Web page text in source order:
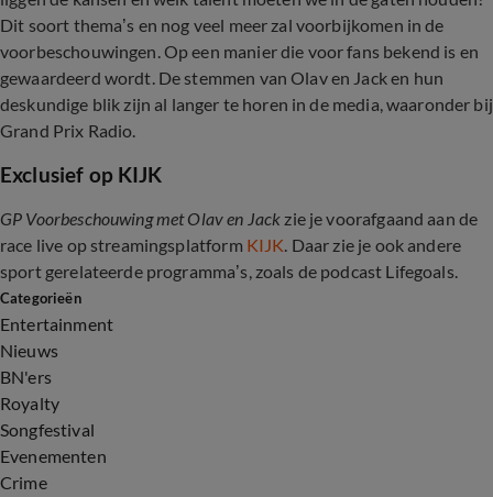
Dit soort thema’s en nog veel meer zal voorbijkomen in de
voorbeschouwingen. Op een manier die voor fans bekend is en
gewaardeerd wordt. De stemmen van Olav en Jack en hun
deskundige blik zijn al langer te horen in de media, waaronder bij
Grand Prix Radio.
Exclusief op KIJK
GP Voorbeschouwing met Olav en Jack zie je voorafgaand aan de
race live op streamingsplatform KIJK. Daar zie je ook andere
sport gerelateerde programma’s, zoals de podcast Lifegoals.
Categorieën
Entertainment
Nieuws
BN'ers
Royalty
Songfestival
Evenementen
Crime